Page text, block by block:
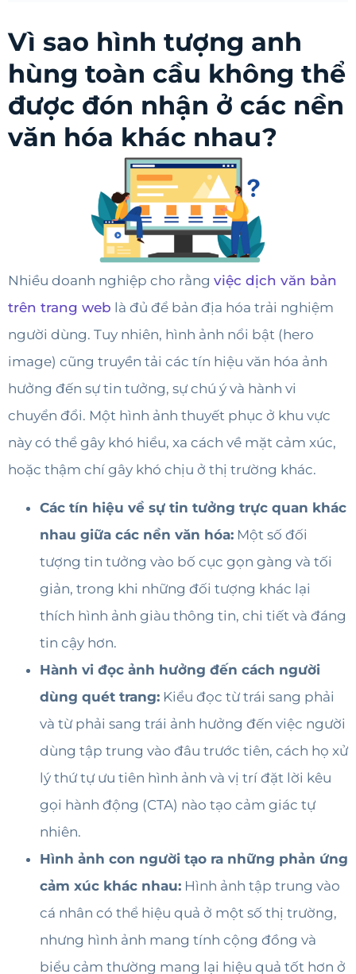
Vì sao hình tượng anh
hùng toàn cầu không thể
được đón nhận ở các nền
văn hóa khác nhau?
Nhiều doanh nghiệp cho rằng việc dịch văn bản
trên trang web là đủ để bản địa hóa trải nghiệm
người dùng. Tuy nhiên, hình ảnh nổi bật (hero
image) cũng truyền tải các tín hiệu văn hóa ảnh
hưởng đến sự tin tưởng, sự chú ý và hành vi
chuyển đổi. Một hình ảnh thuyết phục ở khu vực
này có thể gây khó hiểu, xa cách về mặt cảm xúc,
hoặc thậm chí gây khó chịu ở thị trường khác.
Các tín hiệu về sự tin tưởng trực quan khác
nhau giữa các nền văn hóa: Một số đối
tượng tin tưởng vào bố cục gọn gàng và tối
giản, trong khi những đối tượng khác lại
thích hình ảnh giàu thông tin, chi tiết và đáng
tin cậy hơn.
Hành vi đọc ảnh hưởng đến cách người
dùng quét trang: Kiểu đọc từ trái sang phải
và từ phải sang trái ảnh hưởng đến việc người
dùng tập trung vào đâu trước tiên, cách họ xử
lý thứ tự ưu tiên hình ảnh và vị trí đặt lời kêu
gọi hành động (CTA) nào tạo cảm giác tự
nhiên.
Hình ảnh con người tạo ra những phản ứng
cảm xúc khác nhau: Hình ảnh tập trung vào
cá nhân có thể hiệu quả ở một số thị trường,
nhưng hình ảnh mang tính cộng đồng và
biểu cảm thường mang lại hiệu quả tốt hơn ở